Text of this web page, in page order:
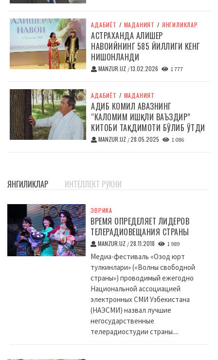
АДАБИЁТ / МАДАНИЯТ / ЯНГИЛИКЛАР
АСТРАХАНДА АЛИШЕР
НАВОИЙНИНГ 585 ЙИЛЛИГИ КЕНГ
НИШОНЛАНДИ
MANZUR.UZ /13.02.2026 1 777
АДАБИЁТ / МАДАНИЯТ
АДИБ КОМИЛ АВАЗНИНГ
“КАЛОМИМ ИШҚЛИ ВАЪЗДИР”
КИТОБИ ТАҚДИМОТИ БЎЛИБ ЎТДИ
MANZUR.UZ /28.05.2025 1 086
ЯНГИЛИКЛАР ИНТЕЛЛЕКТ РУКНИ
ЭВРИКА
ВРЕМЯ ОПРЕДЕЛЯЕТ ЛИДЕРОВ
ТЕЛЕРАДИОВЕЩАНИЯ СТРАНЫ
MANZUR.UZ /28.11.2018 1 989
Медиа-фестиваль «Озод юрт
тулкинлари» («Волны свободной
страны») проводимый ежегодно
Национальной ассоциацией
электронных СМИ Узбекистана
(НАЭСМИ) назвал лучшие
негосударственные
телерадиостудии страны....